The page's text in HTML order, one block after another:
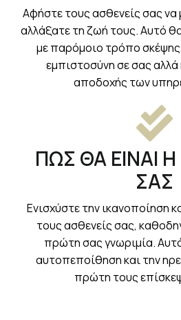
Αφήστε τους ασθενείς σας να
αλλάξατε τη ζωή τους. Αυτό
με παρόμοιο τρόπο
εμπιστοσύνη σε σας
αποδοχής των
ΠΩΣ ΘΑ ΕΙΝΑΙ
ΣΑΣ
Ενισχύστε την ικανοποίηση
τους ασθενείς σας,
πρώτη σας γνωριμία.
αυτοπεποίθηση και την
πρώτη τους